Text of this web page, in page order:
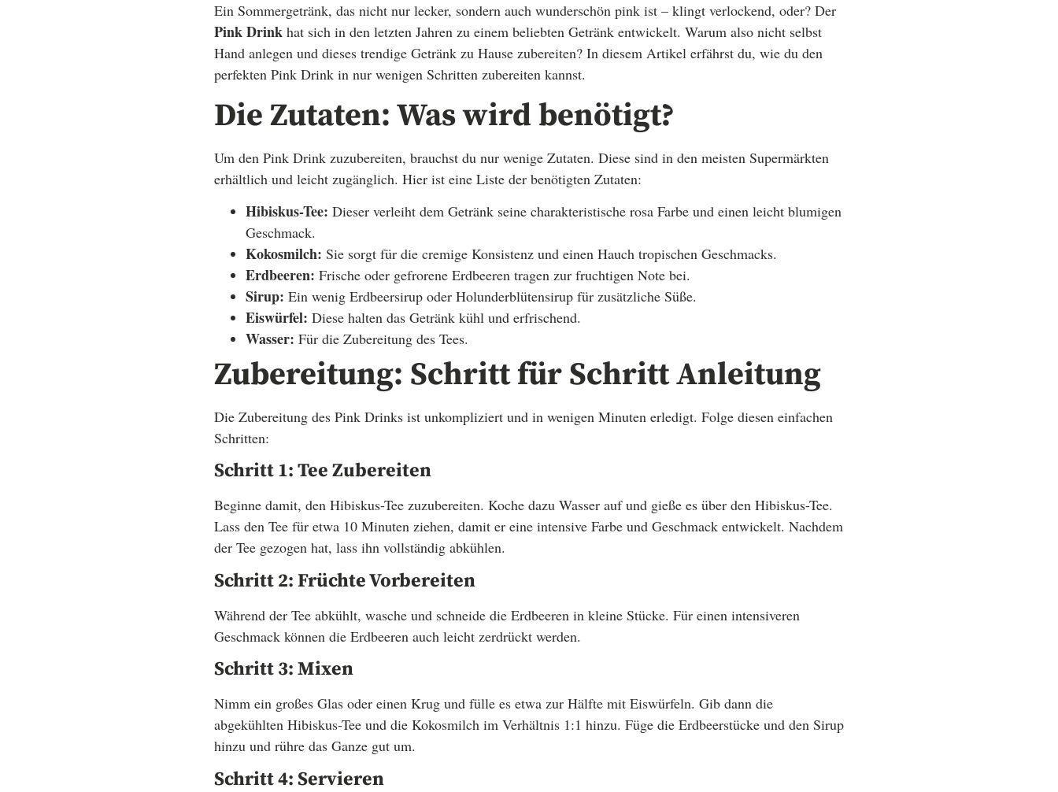
Ein Sommergetränk, das nicht nur lecker, sondern auch wunderschön pink ist – klingt verlockend, oder? Der
Pink Drink hat sich in den letzten Jahren zu einem beliebten Getränk entwickelt. Warum also nicht selbst
Hand anlegen und dieses trendige Getränk zu Hause zubereiten? In diesem Artikel erfährst du, wie du den
perfekten Pink Drink in nur wenigen Schritten zubereiten kannst.
Die Zutaten: Was wird benötigt?
Um den Pink Drink zuzubereiten, brauchst du nur wenige Zutaten. Diese sind in den meisten Supermärkten
erhältlich und leicht zugänglich. Hier ist eine Liste der benötigten Zutaten:
Hibiskus-Tee: Dieser verleiht dem Getränk seine charakteristische rosa Farbe und einen leicht blumigen
Geschmack.
Kokosmilch: Sie sorgt für die cremige Konsistenz und einen Hauch tropischen Geschmacks.
Erdbeeren: Frische oder gefrorene Erdbeeren tragen zur fruchtigen Note bei.
Sirup: Ein wenig Erdbeersirup oder Holunderblütensirup für zusätzliche Süße.
Eiswürfel: Diese halten das Getränk kühl und erfrischend.
Wasser: Für die Zubereitung des Tees.
Zubereitung: Schritt für Schritt Anleitung
Die Zubereitung des Pink Drinks ist unkompliziert und in wenigen Minuten erledigt. Folge diesen einfachen
Schritten:
Schritt 1: Tee Zubereiten
Beginne damit, den Hibiskus-Tee zuzubereiten. Koche dazu Wasser auf und gieße es über den Hibiskus-Tee.
Lass den Tee für etwa 10 Minuten ziehen, damit er eine intensive Farbe und Geschmack entwickelt. Nachdem
der Tee gezogen hat, lass ihn vollständig abkühlen.
Schritt 2: Früchte Vorbereiten
Während der Tee abkühlt, wasche und schneide die Erdbeeren in kleine Stücke. Für einen intensiveren
Geschmack können die Erdbeeren auch leicht zerdrückt werden.
Schritt 3: Mixen
Nimm ein großes Glas oder einen Krug und fülle es etwa zur Hälfte mit Eiswürfeln. Gib dann die
abgekühlten Hibiskus-Tee und die Kokosmilch im Verhältnis 1:1 hinzu. Füge die Erdbeerstücke und den Sirup
hinzu und rühre das Ganze gut um.
Schritt 4: Servieren